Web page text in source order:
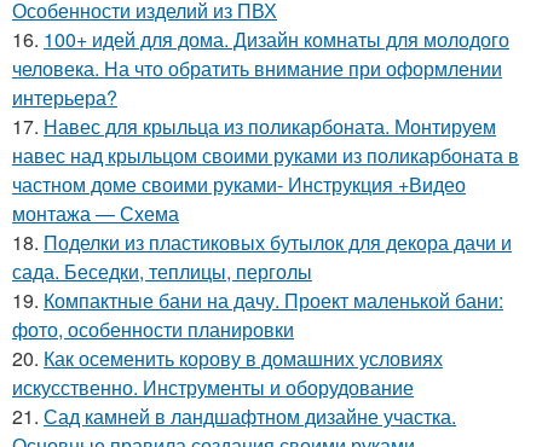
Особенности изделий из ПВХ
16. 100+ идей для дома. Дизайн комнаты для молодого
человека. На что обратить внимание при оформлении
интерьера?
17. Навес для крыльца из поликарбоната. Монтируем
навес над крыльцом своими руками из поликарбоната в
частном доме своими руками- Инструкция +Видео
монтажа — Схема
18. Поделки из пластиковых бутылок для декора дачи и
сада. Беседки, теплицы, перголы
19. Компактные бани на дачу. Проект маленькой бани:
фото, особенности планировки
20. Как осеменить корову в домашних условиях
искусственно. Инструменты и оборудование
21. Сад камней в ландшафтном дизайне участка.